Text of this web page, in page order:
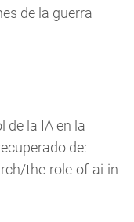
de la guerra
de la IA en la
de:
the-role-of-ai-in-